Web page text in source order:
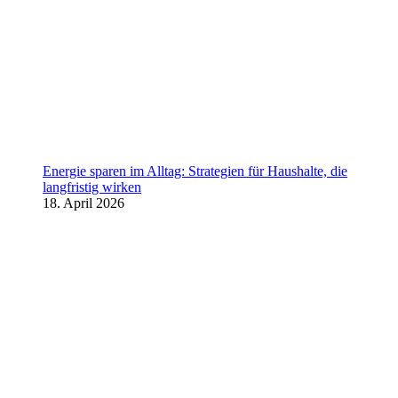
Energie sparen im Alltag: Strategien für Haushalte, die
langfristig wirken
18. April 2026